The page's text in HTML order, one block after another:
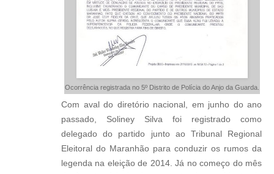
Ocorrência registrada no 5º Distrito de Polícia do Anjo da Guarda.
Com aval do diretório nacional, em junho do ano
passado, Soliney Silva foi registrado como
delegado do partido junto ao Tribunal Regional
Eleitoral do Maranhão para conduzir os rumos da
legenda na eleição de 2014. Já no começo do mês